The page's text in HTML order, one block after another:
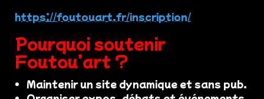
https://foutouart.fr/inscription/
Pourquoi soutenir
Foutou’art ?
Maintenir un site dynamique et sans pub.